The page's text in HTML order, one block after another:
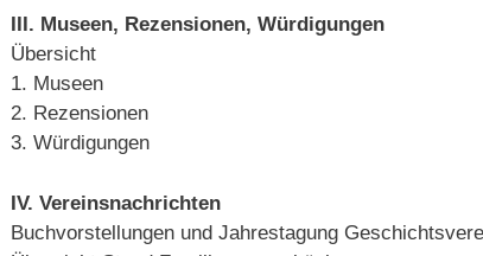
III. Museen, Rezensionen, Würdigungen
Übersicht
1. Museen
2. Rezensionen
3. Würdigungen
IV. Vereinsnachrichten
Buchvorstellungen und Jahrestagung